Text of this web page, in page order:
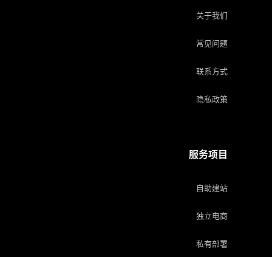
关于我们
常见问题
联系方式
隐私政策
服务项目
自助建站
独立电商
私有部署